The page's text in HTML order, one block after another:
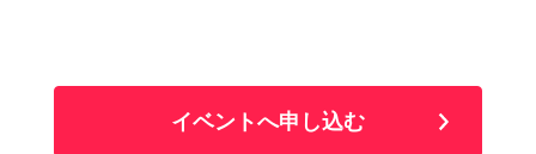
イベントへ申し込む